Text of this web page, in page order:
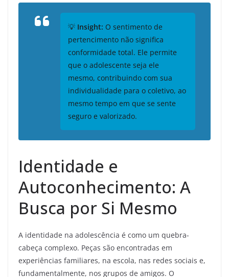
💡 Insight: O sentimento de
pertencimento não significa
conformidade total. Ele permite
que o adolescente seja ele
mesmo, contribuindo com sua
individualidade para o coletivo, ao
mesmo tempo em que se sente
seguro e valorizado.
Identidade e
Autoconhecimento: A
Busca por Si Mesmo
A identidade na adolescência é como um quebra-
cabeça complexo. Peças são encontradas em
experiências familiares, na escola, nas redes sociais e,
fundamentalmente, nos grupos de amigos. O